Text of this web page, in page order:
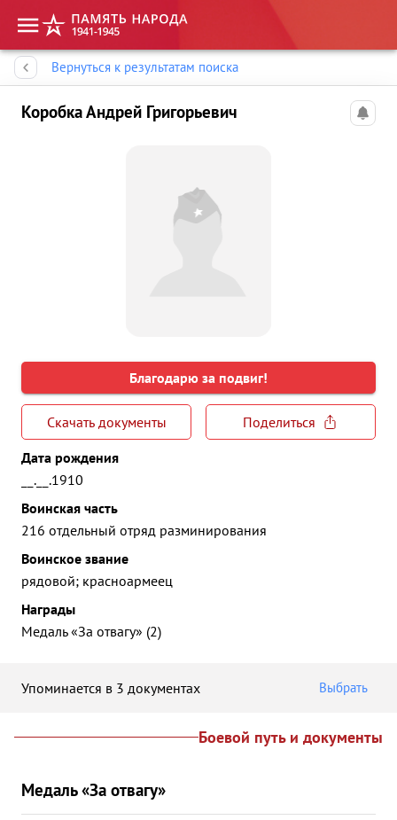
Вернуться к результатам поиска
Коробка Андрей Григорьевич
Благодарю за подвиг!
Скачать документы
Поделиться
Дата рождения
__.__.1910
Воинская часть
216 отдельный отряд разминирования
Воинское звание
рядовой; красноармеец
Награды
Медаль «За отвагу» (2)
Упоминается в 3 документах Выбрать
Боевой путь и документы
Медаль «За отвагу»
Память народа